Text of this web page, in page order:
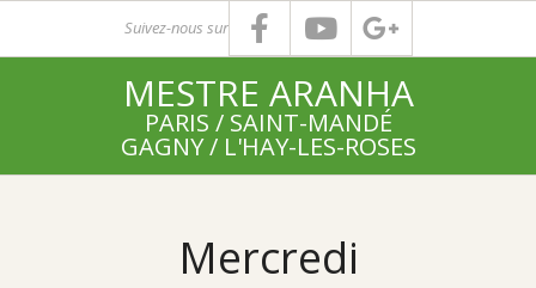
Suivez-nous sur
MESTRE ARANHA
PARIS / SAINT-MANDÉ
GAGNY / L'HAY-LES-ROSES
Mercredi